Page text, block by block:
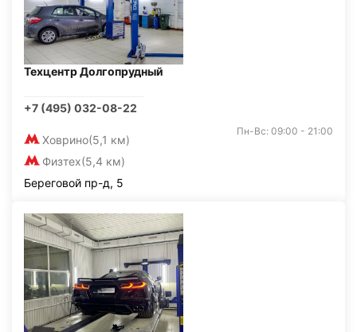
Техцентр Долгопрудный
+7 (495) 032-08-22
Ховрино(5,1 км)
Физтех(5,4 км)
Пн-Вс: 09:00 - 21:00
Береговой пр-д, 5